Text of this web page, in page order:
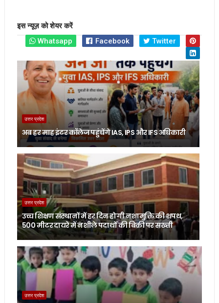
इस न्यूज़ को शेयर करें
Whatsapp
Facebook Twitter
उत्तर प्रदेश
अब हर माह इंटर कॉलेज पहुंचेंगे IAS, IPS और IFS अधिकारी
उत्तर प्रदेश
उच्च शिक्षण संस्थानों में हर दिन होगी नशामुक्ति की शपथ,
500 मीटर दायरे में नशीले पदार्थों की बिक्री पर सख्ती
उत्तर प्रदेश